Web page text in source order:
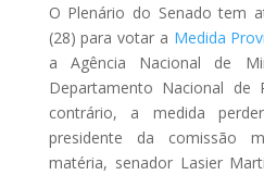
O Plenário do Senado tem
(28) para votar a Medida
a Agência Nacional de
Departamento Nacional de
contrário, a medida
presidente da comissão
matéria, senador Lasier